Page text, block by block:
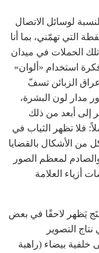
لوسائل الاتصال
التي تهمّني، بما أنا
الحملات في ميدان
استخدام «ألوان»
الزبائن تسفّ
مدار لون البشرة،
إلى أبعد من ذلك
فلا تظهر الثياب في
من الأشكال بالقضايا
لمعظم الصور
أزياء العلامة
يَظهر لاحقًا في بعض
التصوير
بيضاء (راهبة